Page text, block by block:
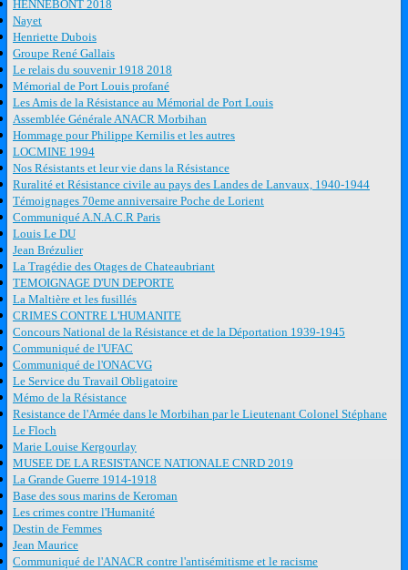
HENNEBONT 2018
Nayet
Henriette Dubois
Groupe René Gallais
Le relais du souvenir 1918 2018
Mémorial de Port Louis profané
Les Amis de la Résistance au Mémorial de Port Louis
Assemblée Générale ANACR Morbihan
Hommage pour Philippe Kernilis et les autres
LOCMINE 1994
Nos Résistants et leur vie dans la Résistance
Ruralité et Résistance civile au pays des Landes de Lanvaux, 1940-1944
Témoignages 70eme anniversaire Poche de Lorient
Communiqué A.N.A.C.R Paris
Louis Le DU
Jean Brézulier
La Tragédie des Otages de Chateaubriant
TEMOIGNAGE D'UN DEPORTE
La Maltière et les fusillés
CRIMES CONTRE L'HUMANITE
Concours National de la Résistance et de la Déportation 1939-1945
Communiqué de l'UFAC
Communiqué de l'ONACVG
Le Service du Travail Obligatoire
Mémo de la Résistance
Resistance de l'Armée dans le Morbihan par le Lieutenant Colonel Stéphane
Le Floch
Marie Louise Kergourlay
MUSEE DE LA RESISTANCE NATIONALE CNRD 2019
La Grande Guerre 1914-1918
Base des sous marins de Keroman
Les crimes contre l'Humanité
Destin de Femmes
Jean Maurice
Communiqué de l'ANACR contre l'antisémitisme et le racisme